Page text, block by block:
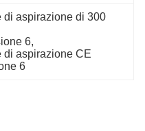
di aspirazione di 300
6,
di aspirazione CE
6